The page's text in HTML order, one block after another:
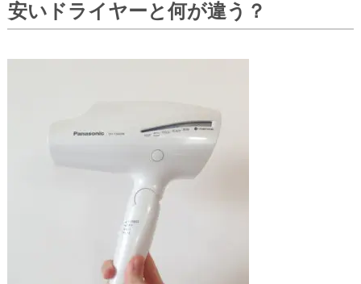
安いドライヤーと何が違う？